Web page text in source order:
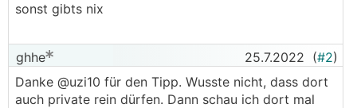
sonst gibts nix
ghhe 25.7.2022 (#2)
Danke @uzi10 für den Tipp. Wusste nicht, dass dort
auch private rein dürfen. Dann schau ich dort mal